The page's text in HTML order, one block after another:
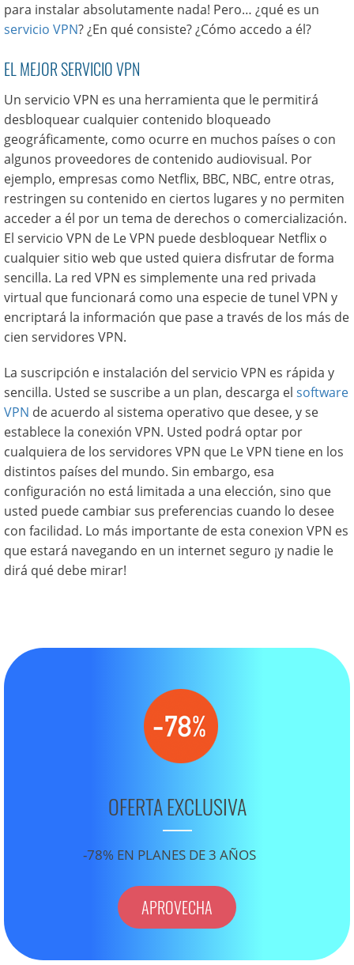
para instalar absolutamente nada! Pero… ¿qué es un
servicio VPN? ¿En qué consiste? ¿Cómo accedo a él?
EL MEJOR SERVICIO VPN
Un servicio VPN es una herramienta que le permitirá
desbloquear cualquier contenido bloqueado
geográficamente, como ocurre en muchos países o con
algunos proveedores de contenido audiovisual. Por
ejemplo, empresas como Netflix, BBC, NBC, entre otras,
restringen su contenido en ciertos lugares y no permiten
acceder a él por un tema de derechos o comercialización.
El servicio VPN de Le VPN puede desbloquear Netflix o
cualquier sitio web que usted quiera disfrutar de forma
sencilla. La red VPN es simplemente una red privada
virtual que funcionará como una especie de tunel VPN y
encriptará la información que pase a través de los más de
cien servidores VPN.
La suscripción e instalación del servicio VPN es rápida y
sencilla. Usted se suscribe a un plan, descarga el software
VPN de acuerdo al sistema operativo que desee, y se
establece la conexión VPN. Usted podrá optar por
cualquiera de los servidores VPN que Le VPN tiene en los
distintos países del mundo. Sin embargo, esa
configuración no está limitada a una elección, sino que
usted puede cambiar sus preferencias cuando lo desee
con facilidad. Lo más importante de esta conexion VPN es
que estará navegando en un internet seguro ¡y nadie le
dirá qué debe mirar!
OFERTA EXCLUSIVA
-78% EN PLANES DE 3 AÑOS
APROVECHA